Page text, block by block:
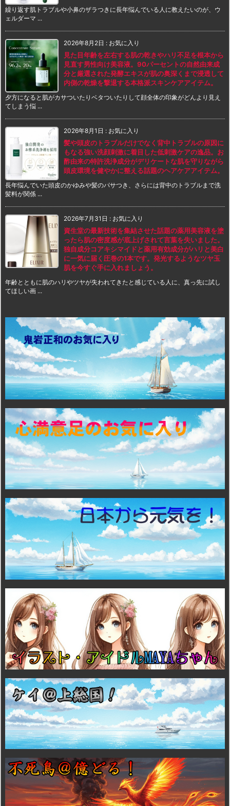
繰り返す肌トラブルや小鼻のザラつきに長年悩んでいる人に教えたいのが、ウ
ェルダーマ ...
2026年8月2日 : お気に入り
見た目年齢を左右する肌の乾きやハリ不足を根本から
見直す男性向け美容液。90パーセントの自然由来成
分と厳選された発酵エキスが肌の奥深くまで浸透して
内側の乾燥を撃退する本格派スキンケアアイテム。
夕方になると肌がカサついたりベタついたりして顔全体の印象がどんより見え
てしまう悩 ...
2026年8月1日 : お気に入り
髪や頭皮のトラブルだけでなく背中トラブルの原因に
もなる強い洗顔刺激に着目した低刺激ケアの逸品。お
酢由来の特許洗浄成分がデリケートな肌を守りながら
頭皮環境を健やかに整える話題のヘアケアアイテム。
長年悩んでいた頭皮のかゆみや髪のパサつき、さらには背中のトラブルまで洗
髪料が関係 ...
2026年7月31日 : お気に入り
資生堂の最新技術を集結させた話題の薬用美容液を塗
ったら肌の密度感が底上げされて言葉を失いました。
独自成分コアキシマイドと薬用有効成分がハリと美白
に一気に届く圧巻の1本です。発光するようなツヤ玉
肌を今すぐ手に入れましょう。
年齢とともに肌のハリやツヤが失われてきたと感じている人に、真っ先に試し
てほしい画 ...